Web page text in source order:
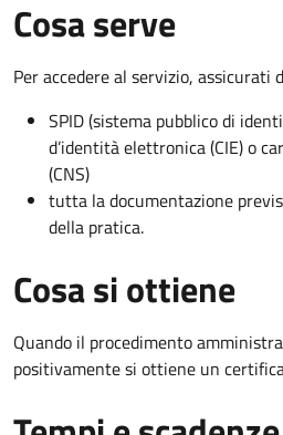
Cosa serve
Per accedere al servizio, assicurati
SPID (sistema pubblico di
d’identità elettronica (CIE) o
(CNS)
tutta la documentazione
della pratica.
Cosa si ottiene
Quando il procedimento
positivamente si ottiene un